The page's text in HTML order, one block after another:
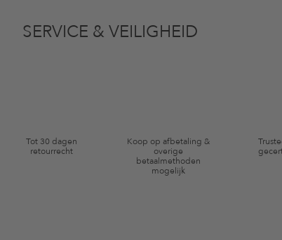
SERVICE & VEILIGHEID
Tot 30 dagen
retourrecht
Koop op afbetaling &
overige
betaalmethoden
mogelijk